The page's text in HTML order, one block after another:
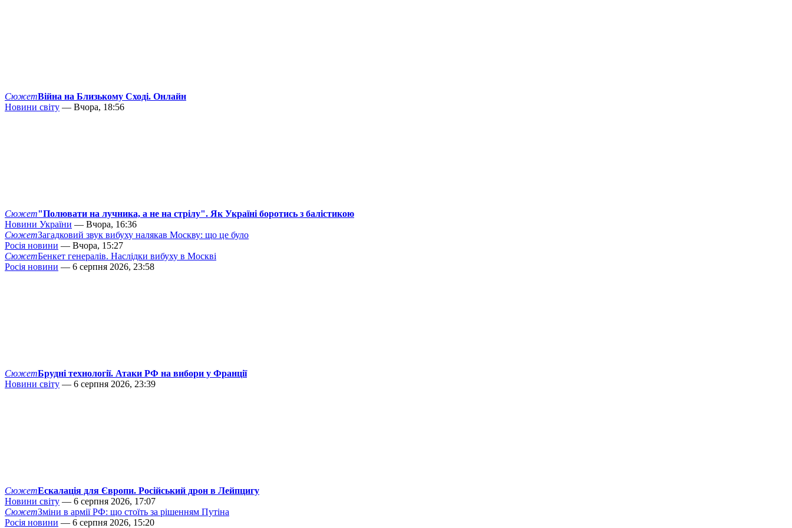
СюжетВійна на Близькому Сході. Онлайн
Новини світу — Вчора, 18:56
Сюжет"Полювати на лучника, а не на стрілу". Як Україні боротись з балістикою
Новини України — Вчора, 16:36
СюжетЗагадковий звук вибуху налякав Москву: що це було
Росія новини — Вчора, 15:27
СюжетБенкет генералів. Наслідки вибуху в Москві
Росія новини — 6 серпня 2026, 23:58
СюжетБрудні технології. Атаки РФ на вибори у Франції
Новини світу — 6 серпня 2026, 23:39
СюжетЕскалація для Європи. Російський дрон в Лейпцигу
Новини світу — 6 серпня 2026, 17:07
СюжетЗміни в армії РФ: що стоїть за рішенням Путіна
Росія новини — 6 серпня 2026, 15:20